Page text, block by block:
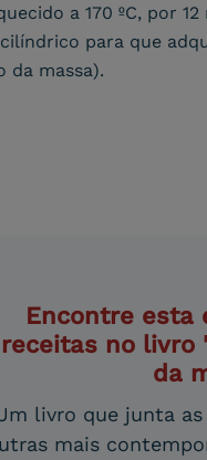
a 170 ºC, por
para que
da massa).
Encontre esta
receitas no livro
da
livro que junta
mais